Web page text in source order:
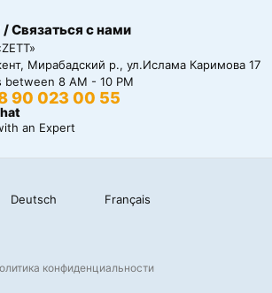
Связаться с нами
Мирабадский р., ул.Ислама Каримова 17
between 8 AM - 10 PM
90 023 00 55
an Expert
Deutsch Français
конфиденциальности